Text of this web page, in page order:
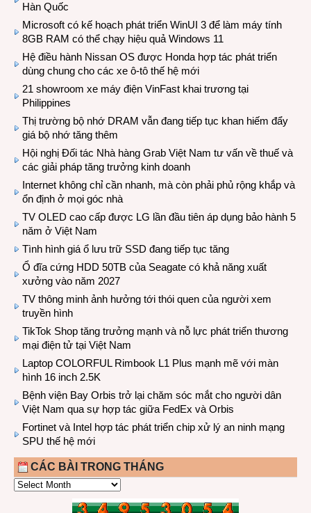
Hàn Quốc
Microsoft có kế hoạch phát triển WinUI 3 để làm máy tính
8GB RAM có thể chạy hiệu quả Windows 11
Hệ điều hành Nissan OS được Honda hợp tác phát triển
dùng chung cho các xe ô-tô thế hệ mới
21 showroom xe máy điện VinFast khai trương tại
Philippines
Thị trường bộ nhớ DRAM vẫn đang tiếp tục khan hiếm đẩy
giá bộ nhớ tăng thêm
Hội nghị Đối tác Nhà hàng Grab Việt Nam tư vấn về thuế và
các giải pháp tăng trưởng kinh doanh
Internet không chỉ cần nhanh, mà còn phải phủ rộng khắp và
ổn định ở mọi góc nhà
TV OLED cao cấp được LG lần đầu tiên áp dụng bảo hành 5
năm ở Việt Nam
Tình hình giá ổ lưu trữ SSD đang tiếp tục tăng
Ổ đĩa cứng HDD 50TB của Seagate có khả năng xuất
xưởng vào năm 2027
TV thông minh ảnh hưởng tới thói quen của người xem
truyền hình
TikTok Shop tăng trưởng mạnh và nỗ lực phát triển thương
mại điện tử tại Việt Nam
Laptop COLORFUL Rimbook L1 Plus mạnh mẽ với màn
hình 16 inch 2.5K
Bệnh viện Bay Orbis trở lại chăm sóc mắt cho người dân
Việt Nam qua sự hợp tác giữa FedEx và Orbis
Fortinet và Intel hợp tác phát triển chip xử lý an ninh mạng
SPU thế hệ mới
CÁC BÀI TRONG THÁNG
CÁC